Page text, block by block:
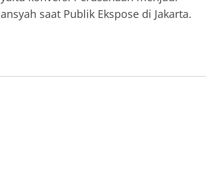
saat Publik Ekspose di Jakarta.